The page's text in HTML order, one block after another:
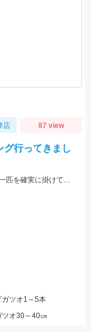
店 87 view
グ行ってきまし
やる気のある群れに当ると入れ食いです！！ 最初の一匹を確実に掛けて船べりに寄せてくることで船の周りがシイラだらけになり船中お祭り騒ぎになります！！
ツオ1～5本
オ30～40㎝